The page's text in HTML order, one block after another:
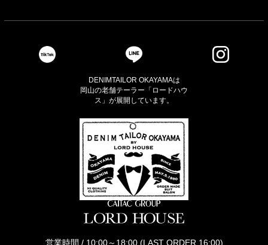
DENIMTAILOR OKAYAMAは
岡山の老舗テーラー「ロードハウ
ス」が展開しています。
営業時間 / 10:00～18:00 (LAST ORDER 16:00)